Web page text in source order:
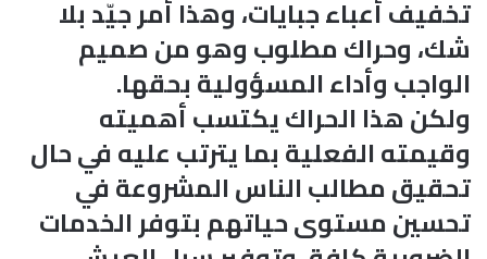
تخفيف أعباء جبايات، وهذا أمر جيّد بلا
شك، وحراك مطلوب وهو من صميم
الواجب وأداء المسؤولية بحقها.
ولكن هذا الحراك يكتسب أهميته
وقيمته الفعلية بما يترتب عليه في حال
تحقيق مطالب الناس المشروعة في
تحسين مستوى حياتهم بتوفر الخدمات